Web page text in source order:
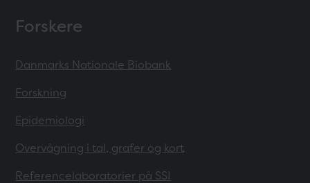
Forskere
Danmarks Nationale Biobank
Forskning
Epidemiologi
Overvågning i tal, grafer og kort
Referencelaboratorier på SSI